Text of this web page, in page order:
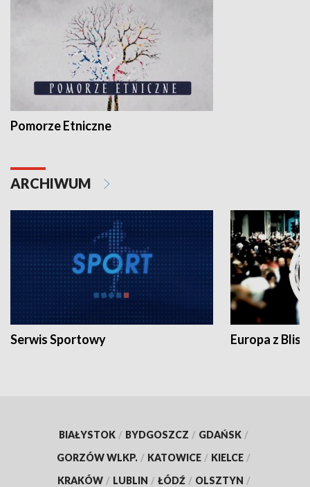
Pomorze Etniczne
ARCHIWUM
Serwis Sportowy Europa z
BIAŁYSTOK / BYDGOSZCZ / GDAŃSK /
GORZÓW WLKP. / KATOWICE / KIELCE /
KRAKÓW / LUBLIN / ŁÓDŹ / OLSZTYN /